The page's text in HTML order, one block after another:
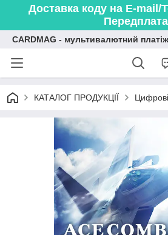
Доставка коду на E-mail/
Передплата
CARDMAG - мультивалютний
КАТАЛОГ ПРОДУКЦІЇ